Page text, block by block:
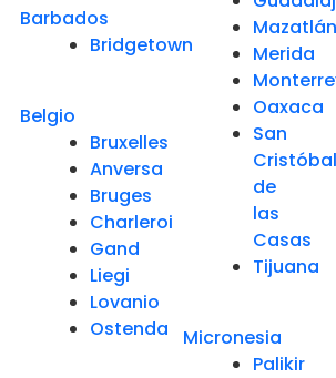
Barbados
Bridgetown
Belgio
Bruxelles
Anversa
Bruges
Charleroi
Gand
Liegi
Lovanio
Ostenda
Mazatlán
Merida
Oaxaca
San
Cristóbal
de
las
Casas
Tijuana
Micronesia
Palikir